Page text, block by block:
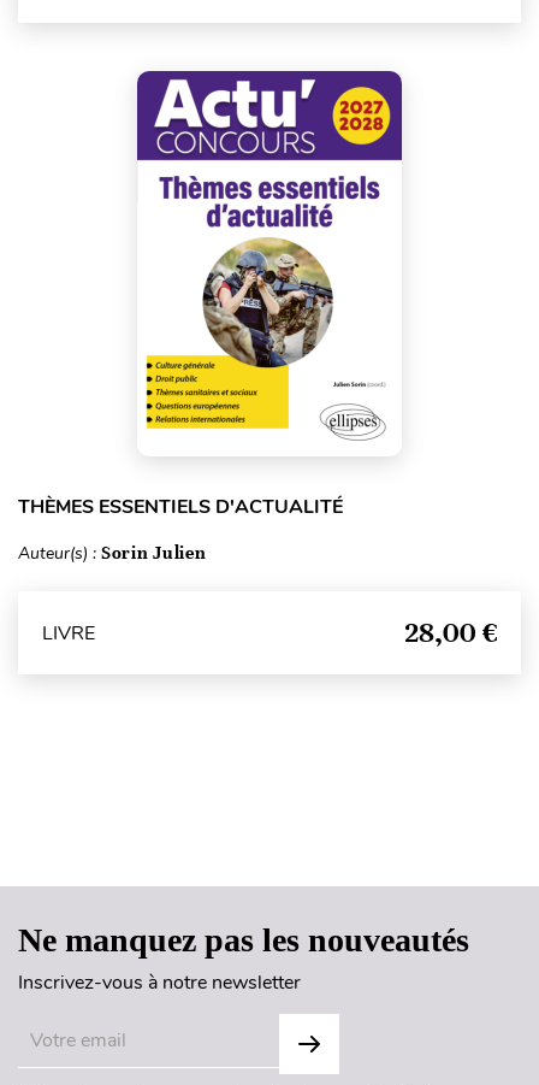
THÈMES ESSENTIELS D'ACTUALITÉ
Auteur(s) : Sorin Julien
LIVRE 28,00 €
Ne manquez pas les nouveautés
Inscrivez-vous à notre newsletter